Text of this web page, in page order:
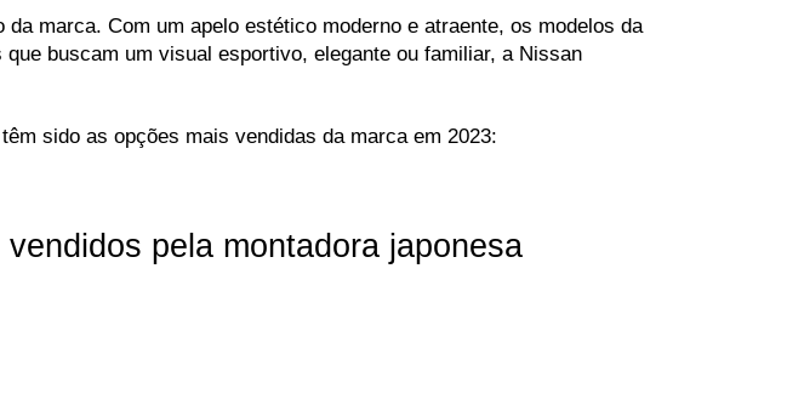
marca. Com um apelo estético moderno e atraente, os modelos da
buscam um visual esportivo, elegante ou familiar, a Nissan
sido as opções mais vendidas da marca em 2023:
pela montadora japonesa